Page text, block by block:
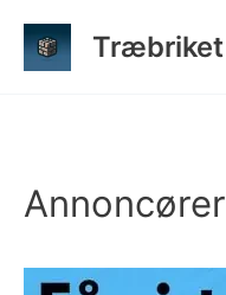
Træbriket
Annoncører